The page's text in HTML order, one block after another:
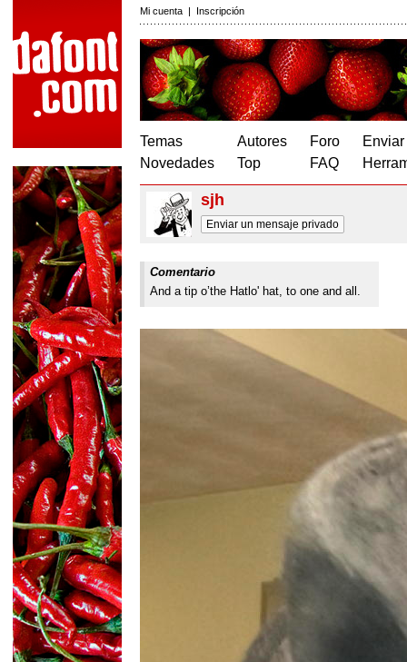
Mi cuenta | Inscripción
Temas
Novedades
Autores
Top
Foro
FAQ
sjh
Enviar un mensaje privado
Comentario
And a tip o’the Hatlo' hat, to one and all.